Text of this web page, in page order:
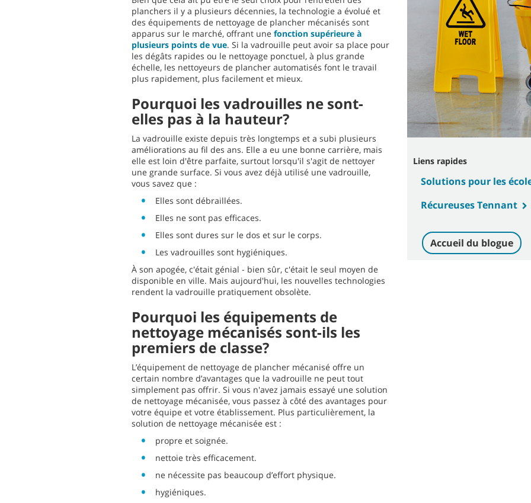
planchers il y a plusieurs décennies, la technologie a évolué et
des équipements de nettoyage de plancher mécanisés sont
apparus sur le marché, offrant une fonction supérieure à
plusieurs points de vue. Si la vadrouille peut avoir sa place pour
les dégâts rapides ou le nettoyage ponctuel, à plus grande
échelle, les nettoyeurs de plancher automatisés font le travail
plus rapidement, plus facilement et mieux.
Pourquoi les vadrouilles ne sont-
elles pas à la hauteur?
La vadrouille existe depuis très longtemps et a subi plusieurs
améliorations au fil des ans. Elle a eu une bonne carrière, mais
elle est loin d'être parfaite, surtout lorsqu'il s'agit de nettoyer
une grande surface. Si vous avez déjà utilisé une vadrouille,
vous savez que :
Elles sont débraillées.
Elles ne sont pas efficaces.
Elles sont dures sur le dos et sur le corps.
Les vadrouilles sont hygiéniques.
À son apogée, c'était génial - bien sûr, c'était le seul moyen de
disponible en ville. Mais aujourd'hui, les nouvelles technologies
rendent la vadrouille pratiquement obsolète.
Pourquoi les équipements de
nettoyage mécanisés sont-ils les
premiers de classe?
L’équipement de nettoyage de plancher mécanisé offre un
certain nombre d’avantages que la vadrouille ne peut tout
simplement pas offrir. Si vous n'avez jamais essayé une solution
de nettoyage mécanisée, vous passez à côté des avantages pour
votre équipe et votre établissement. Plus particulièrement, la
solution de nettoyage mécanisée est :
propre et soignée.
nettoie très efficacement.
ne nécessite pas beaucoup d’effort physique.
hygiéniques.
Liens rapides
Solutions pour les
Récureuses Tennant
Accueil du blogue